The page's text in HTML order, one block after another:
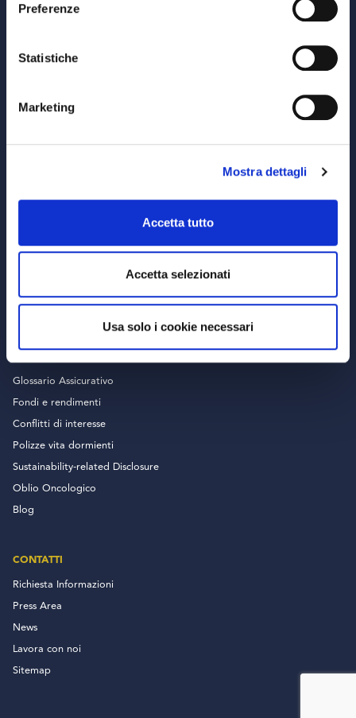
Preferenze
Statistiche
Marketing
Mostra dettagli
Accetta tutto
Accetta selezionati
Usa solo i cookie necessari
MEDVIDA Partners
Prodotti di Investimento
RISORSE UTILI
Denuncia un sinistro
Glossario Assicurativo
Fondi e rendimenti
Conflitti di interesse
Polizze vita dormienti
Sustainability-related Disclosure
Oblio Oncologico
Blog
CONTATTI
Richiesta Informazioni
Press Area
News
Lavora con noi
Sitemap